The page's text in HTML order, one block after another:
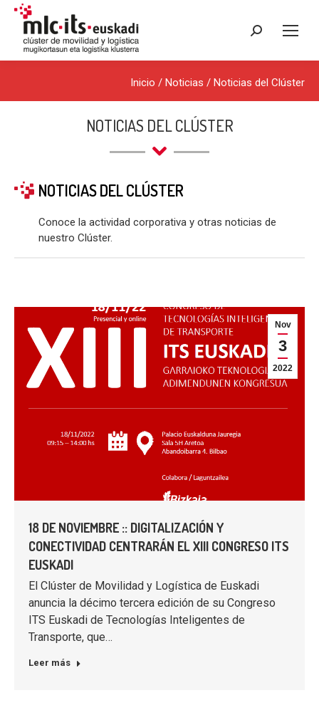
Buscar:
Inicio / Noticias / Noticias del Clúster
NOTICIAS DEL CLÚSTER
NOTICIAS DEL CLÚSTER
Conoce la actividad corporativa y otras noticias de
nuestro Clúster.
Nov
3
2022
18 DE NOVIEMBRE :: DIGITALIZACIÓN Y
CONECTIVIDAD CENTRARÁN EL XIII CONGRESO ITS
EUSKADI
El Clúster de Movilidad y Logística de Euskadi
anuncia la décimo tercera edición de su Congreso
ITS Euskadi de Tecnologías Inteligentes de
Transporte, que…
Leer más